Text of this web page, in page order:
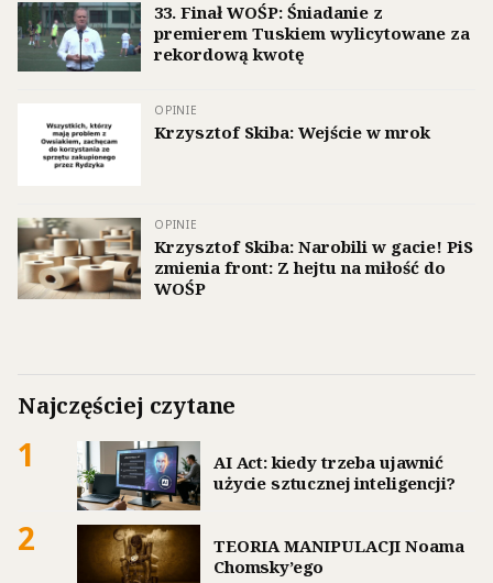
33. Finał WOŚP: Śniadanie z
premierem Tuskiem wylicytowane za
rekordową kwotę
OPINIE
Krzysztof Skiba: Wejście w mrok
OPINIE
Krzysztof Skiba: Narobili w gacie! PiS
zmienia front: Z hejtu na miłość do
WOŚP
Najczęściej czytane
1
AI Act: kiedy trzeba ujawnić
użycie sztucznej inteligencji?
2
TEORIA MANIPULACJI Noama
Chomsky’ego